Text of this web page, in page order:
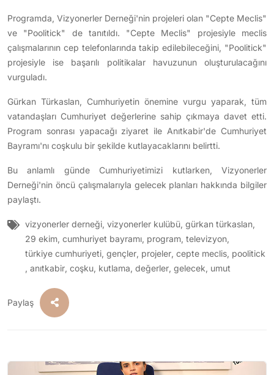
Programda, Vizyonerler Derneği'nin projeleri olan "Cepte Meclis"
ve "Poolitick" de tanıtıldı. "Cepte Meclis" projesiyle meclis
çalışmalarının cep telefonlarında takip edilebileceğini, "Poolitick"
projesiyle ise başarılı politikalar havuzunun oluşturulacağını
vurguladı.
Gürkan Türkaslan, Cumhuriyetin önemine vurgu yaparak, tüm
vatandaşları Cumhuriyet değerlerine sahip çıkmaya davet etti.
Program sonrası yapacağı ziyaret ile Anıtkabir'de Cumhuriyet
Bayramı'nı coşkulu bir şekilde kutlayacaklarını belirtti.
Bu anlamlı günde Cumhuriyetimizi kutlarken, Vizyonerler
Derneği'nin öncü çalışmalarıyla gelecek planları hakkında bilgiler
paylaştı.
vizyonerler derneği, vizyonerler kulübü, gürkan türkaslan,
29 ekim, cumhuriyet bayramı, program, televizyon,
türkiye cumhuriyeti, gençler, projeler, cepte meclis, poolitick
, anıtkabir, coşku, kutlama, değerler, gelecek, umut
Paylaş